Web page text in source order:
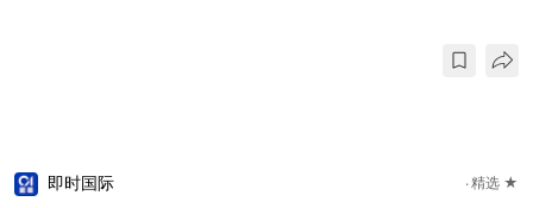
即时国际 精选 ★